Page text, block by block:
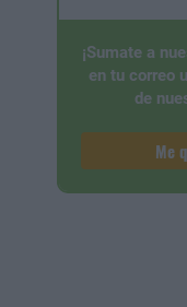
¡Sumate a
en tu correo
de
Me